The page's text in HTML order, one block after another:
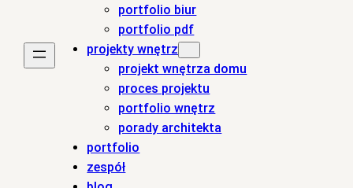
portfolio biur
portfolio pdf
projekty wnętrz
projekt wnętrza domu
proces projektu
portfolio wnętrz
porady architekta
portfolio
zespół